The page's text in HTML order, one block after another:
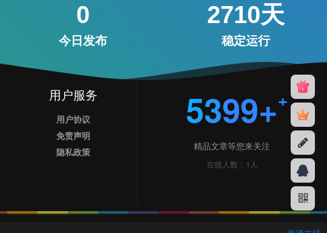
0
今日发布
2710天
稳定运行
用户服务
用户协议
免责声明
隐私政策
5399+
精品文章等您来关注
在线人数：1人